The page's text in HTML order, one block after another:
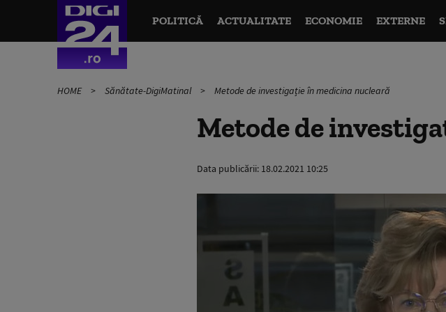
POLITICĂ ACTUALITATE ECONOMIE EXTERNE
HOME Sănătate-DigiMatinal Metode de investigație în medicina nucleară
Metode de
Data publicării: 18.02.2021 10:25